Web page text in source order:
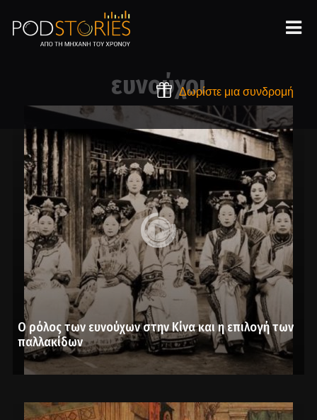
Δωρίστε μια συνδρομή
ευνούχοι
Ο ρόλος των ευνούχων στην Κίνα και η επιλογή των
παλλακίδων